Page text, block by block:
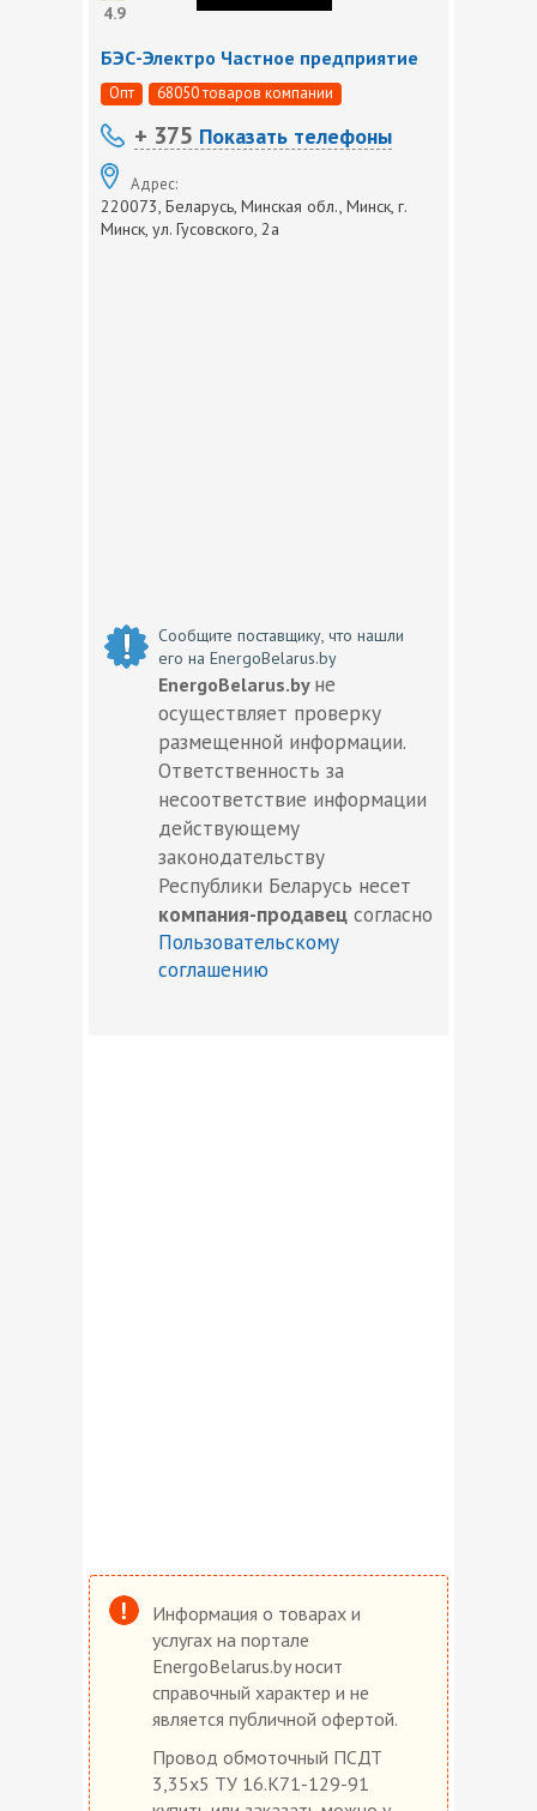
4.9
БЭС-Электро Частное предприятие
Опт 68050 товаров компании
+ 375 Показать телефоны
Адрес:
220073, Беларусь, Минская обл., Минск, г.
Минск, ул. Гусовского, 2а
Сообщите поставщику, что нашли
его на EnergoBelarus.by
EnergoBelarus.by не
осуществляет проверку
размещенной информации.
Ответственность за
несоответствие информации
действующему
законодательству
Республики Беларусь несет
компания-продавец согласно
Пользовательскому
соглашению
Информация о товарах и
услугах на портале
EnergoBelarus.by носит
справочный характер и не
является публичной офертой.
Провод обмоточный ПСДТ
3,35х5 ТУ 16.К71-129-91